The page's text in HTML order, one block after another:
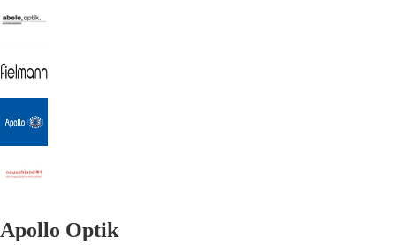
Apollo Optik